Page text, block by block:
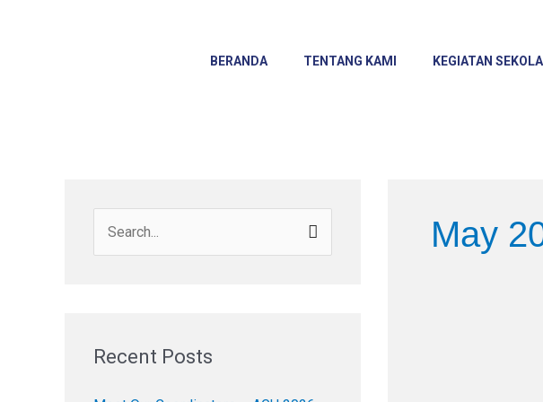
BERANDA TENTANG KAMI KEGIATAN
c
Recent Posts
May